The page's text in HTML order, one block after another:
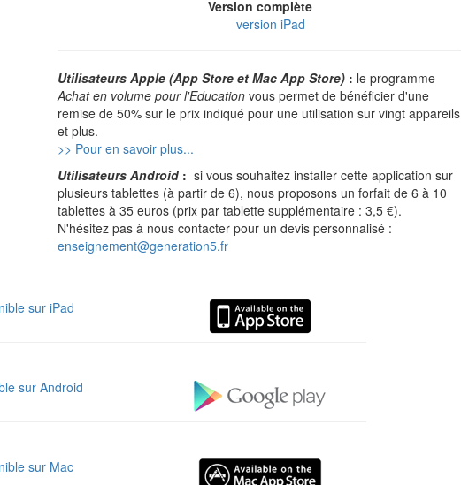
Version complète
version iPad
Utilisateurs Apple (App Store et Mac App Store): le programme
Achat en volume pour l'Educationvous permet de bénéficier d'une
remise de 50% sur le prix indiqué pour une utilisation sur vingt appareils
et plus.
>> Pour en savoir plus...
Utilisateurs Android : si vous souhaitez installer cette application sur
plusieurs tablettes (à partir de 6), nous proposons un forfait de 6 à 10
tablettes à 35 euros (prix par tablette supplémentaire : 3,5 €).
N'hésitez pas à nous contacter pour un devis personnalisé :
enseignement@generation5.fr
sur iPad
sur Android
sur Mac